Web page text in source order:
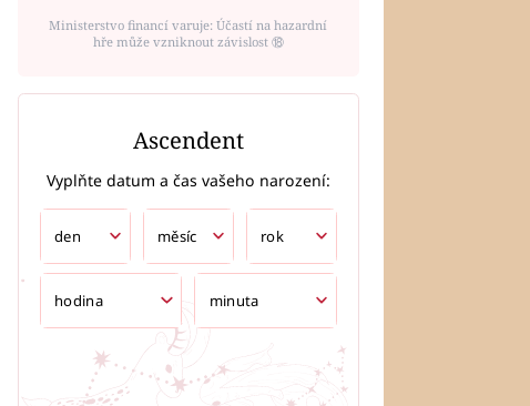
Ministerstvo financí varuje: Účastí na hazardní
hře může vzniknout závislost ⑱
Ascendent
Vyplňte datum a čas vašeho narození: